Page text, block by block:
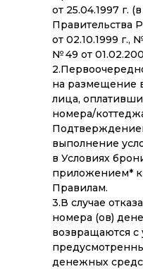
от 25.04.1997 г.
Правительства
от 02.10.1999 г.,
№ 49 от
на размещение
лица,
номера/
выполнение
в Условиях
приложением*
Правилам.
3.В случае
номера (ов)
возвращаются
денежных